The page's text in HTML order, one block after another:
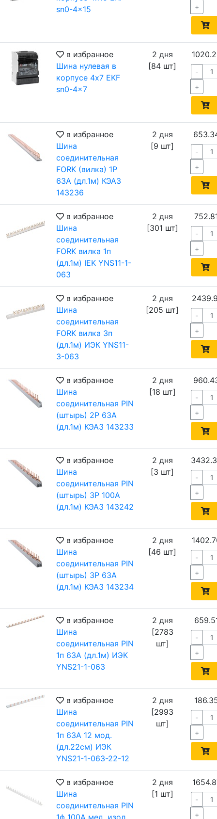
sn0-4x15
+
в избранное
Шина нулевая в
корпусе 4х7 EKF
sn0-4x7
2 дня
[84 шт]
-
+
в избранное
Шина
соединительная
FORK (вилка) 1Р
63А (дл.1м) КЭАЗ
143236
2 дня
[9 шт]
-
+
в избранное
Шина
соединительная
FORK вилка 1п
(дл.1м) IEK YNS11-1-
063
2 дня
[301 шт]
-
+
в избранное
Шина
соединительная
FORK вилка 3п
(дл.1м) ИЭК YNS11-
3-063
2 дня
[205 шт]
-
+
в избранное
Шина
соединительная PIN
(штырь) 2Р 63А
(дл.1м) КЭАЗ 143233
2 дня
[18 шт]
-
+
в избранное
Шина
соединительная PIN
(штырь) 3Р 100А
(дл.1м) КЭАЗ 143242
2 дня
[3 шт]
-
+
в избранное
Шина
соединительная PIN
(штырь) 3Р 63А
(дл.1м) КЭАЗ 143234
2 дня
[46 шт]
-
+
в избранное
Шина
соединительная PIN
1п 63А (дл.1м) ИЭК
YNS21-1-063
2 дня
[2783
шт]
-
+
в избранное
Шина
соединительная PIN
1п 63А 12 мод.
(дл.22см) ИЭК
YNS21-1-063-22-12
2 дня
[2993
шт]
-
+
в избранное
Шина
соединительная PIN
1ф 100А мед. изол.
2 дня
[1 шт]
-
+